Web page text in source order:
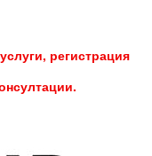
регистрация